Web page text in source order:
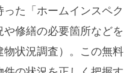
た「ホームインスペク
修繕の必要箇所などを
状況調査）。この無料